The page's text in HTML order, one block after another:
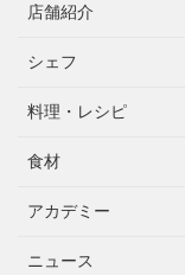
店舗紹介
シェフ
料理・レシピ
食材
アカデミー
ニュース